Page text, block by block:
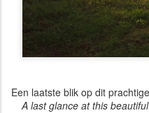
Een laatste blik op dit
A last glance at this